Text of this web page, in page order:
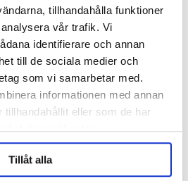
tillhandahålla funktioner
vår trafik. Vi
identifierare och annan
till de sociala medier och
som vi samarbetar med.
informationen med annan
tillhandahållit eller som de har
deras tjänster.
Tillåt alla
KÖPTE ÄVEN